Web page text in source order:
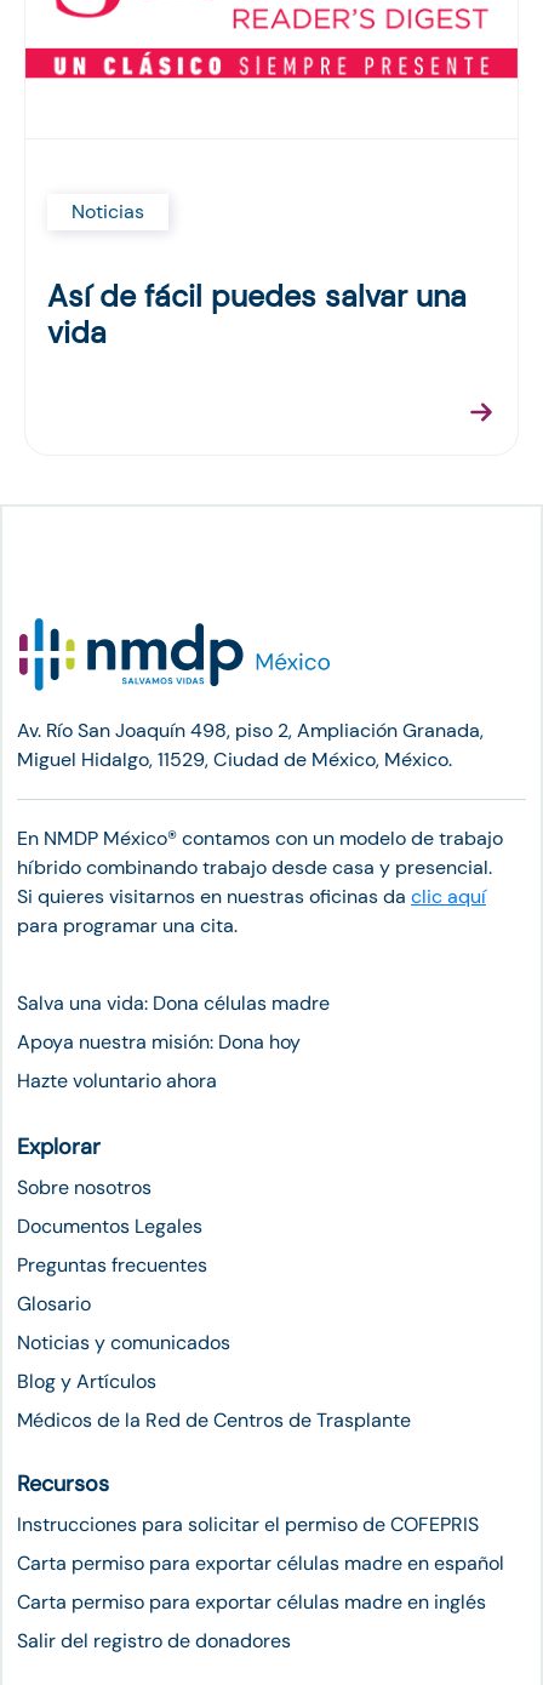
Noticias
Así de fácil puedes salvar una
vida
Av. Río San Joaquín 498, piso 2, Ampliación Granada,
Miguel Hidalgo, 11529, Ciudad de México, México.
En NMDP México®︎ contamos con un modelo de trabajo
híbrido combinando trabajo desde casa y presencial.
Si quieres visitarnos en nuestras oficinas da clic aquí
para programar una cita.
Salva una vida: Dona células madre
Apoya nuestra misión: Dona hoy
Hazte voluntario ahora
Explorar
Sobre nosotros
Documentos Legales
Preguntas frecuentes
Glosario
Noticias y comunicados
Blog y Artículos
Médicos de la Red de Centros de Trasplante
Recursos
Instrucciones para solicitar el permiso de COFEPRIS
Carta permiso para exportar células madre en español
Carta permiso para exportar células madre en inglés
Salir del registro de donadores